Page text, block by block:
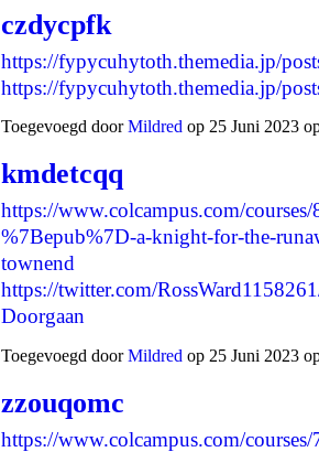
czdycpfk
https://fypycuhytoth.themedia.jp/
https://fypycuhytoth.themedia.jp/
Toegevoegd doorMildred op 25 Juni 2023
kmdetcqq
https://www.colcampus.com/
%7Bepub%7D-a-knight-for-the-
townend
https://twitter.com/
Doorgaan
Toegevoegd doorMildred op 25 Juni 2023
zzouqomc
https://www.colcampus.com/